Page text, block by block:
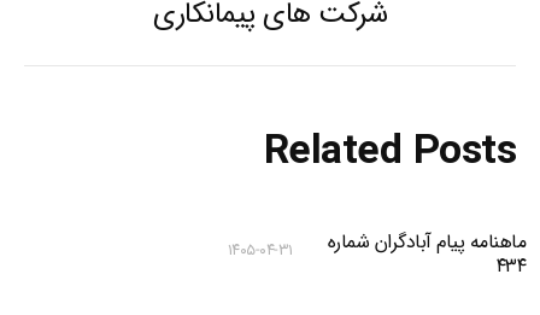
post:
شرکت های پیمانکاری
Related Posts
ماهنامه پیام آبادگران شماره
۴۳۴
۱۴۰۵-۰۴-۳۱